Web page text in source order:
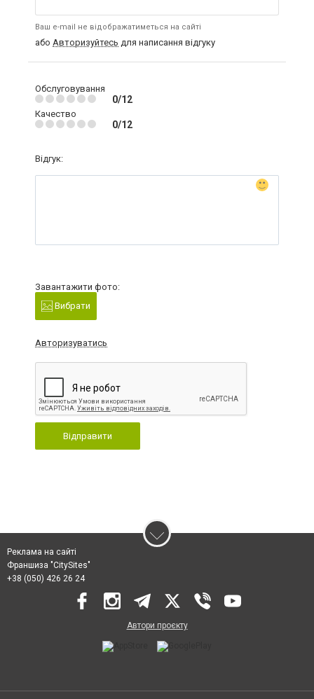
Ваш e-mail не відображатиметься на сайті
або Авторизуйтесь для написання відгуку
Обслуговування
0/12
Качество
0/12
Відгук:
Завантажити фото:
Вибрати
Авторизуватись
Відправити
Реклама на сайті
Франшиза "CitySites"
+38 (050) 426 26 24
Автори проєкту